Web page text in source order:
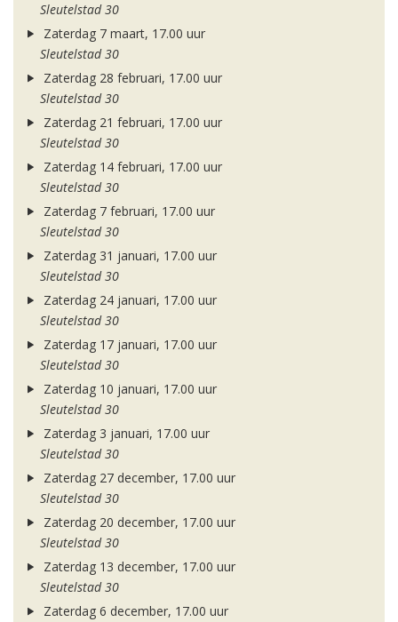
Sleutelstad 30
Zaterdag 7 maart, 17.00 uur
Sleutelstad 30
Zaterdag 28 februari, 17.00 uur
Sleutelstad 30
Zaterdag 21 februari, 17.00 uur
Sleutelstad 30
Zaterdag 14 februari, 17.00 uur
Sleutelstad 30
Zaterdag 7 februari, 17.00 uur
Sleutelstad 30
Zaterdag 31 januari, 17.00 uur
Sleutelstad 30
Zaterdag 24 januari, 17.00 uur
Sleutelstad 30
Zaterdag 17 januari, 17.00 uur
Sleutelstad 30
Zaterdag 10 januari, 17.00 uur
Sleutelstad 30
Zaterdag 3 januari, 17.00 uur
Sleutelstad 30
Zaterdag 27 december, 17.00 uur
Sleutelstad 30
Zaterdag 20 december, 17.00 uur
Sleutelstad 30
Zaterdag 13 december, 17.00 uur
Sleutelstad 30
Zaterdag 6 december, 17.00 uur